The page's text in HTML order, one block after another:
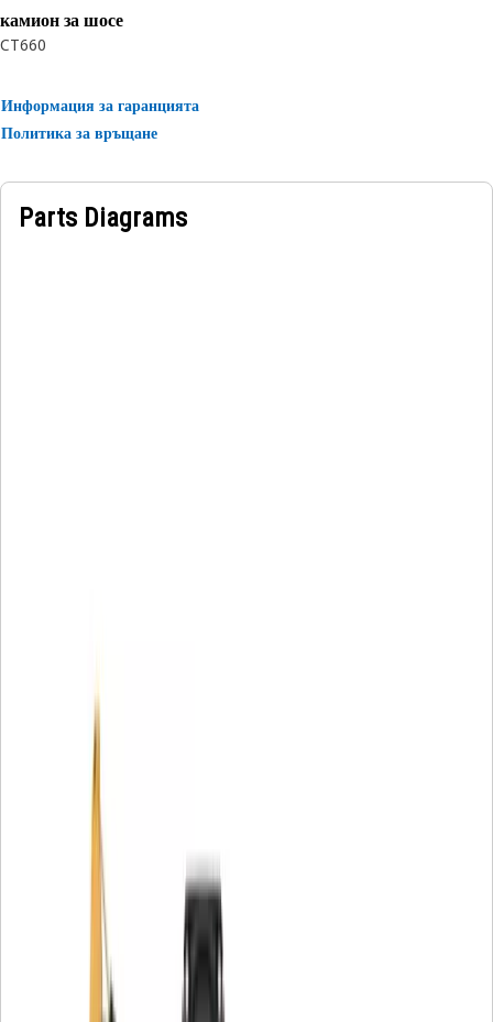
камион за шосе
CT660
Информация за гаранцията
Политика за връщане
Parts Diagrams